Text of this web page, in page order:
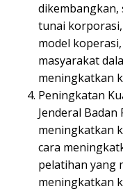
tunai
model
masyarakat
meningkatkan
Peningkatan
Jenderal
meningkatkan
cara
pelatihan yang
meningkatkan